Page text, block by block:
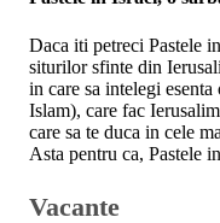
Daca iti petreci Pastele
siturilor sfinte din
in care sa intelegi
Islam), care fac
care sa te duca in cele
Asta pentru ca, Pastele
Vacante